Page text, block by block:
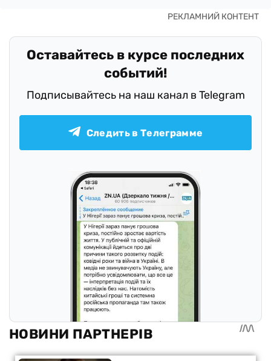
Оставайтесь в курсе последних
событий!
Подписывайтесь на наш канал в Telegram
Следить в Телеграмме